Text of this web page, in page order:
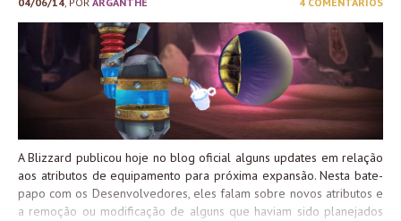
por ter me ajudado a fazer esse post pra poder postar rapidinho
pra galera! ♥ Até a próxima e beijo da Blunie.
A Blizzard publicou hoje no blog oficial alguns updates em relação
aos atributos de equipamento para próxima expansão. Nesta bate-
papo com os Desenvolvedores, eles falam sobre novos atributos e
a remoção ou modificação de alguns que haviam sido planejados